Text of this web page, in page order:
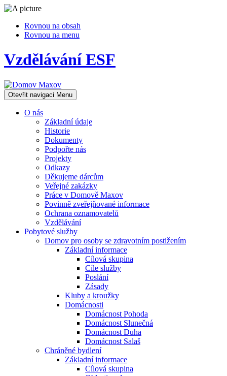
Rovnou na obsah
Rovnou na menu
Vzdělávání ESF
Otevřit navigaci Menu
O nás
Základní údaje
Historie
Dokumenty
Podpořte nás
Projekty
Odkazy
Děkujeme dárcům
Veřejné zakázky
Práce v Domově Maxov
Povinně zveřejňované informace
Ochrana oznamovatelů
Vzdělávání
Pobytové služby
Domov pro osoby se zdravotním postižením
Základní informace
Cílová skupina
Cíle služby
Poslání
Zásady
Kluby a kroužky
Domácnosti
Domácnost Pohoda
Domácnost Slunečná
Domácnost Duha
Domácnost Salaš
Chráněné bydlení
Základní informace
Cílová skupina